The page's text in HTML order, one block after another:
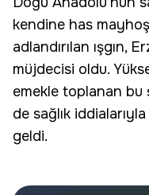
kendine has
adlandırılan ışgın,
müjdecisi oldu.
emekle toplanan bu
de sağlık
geldi.